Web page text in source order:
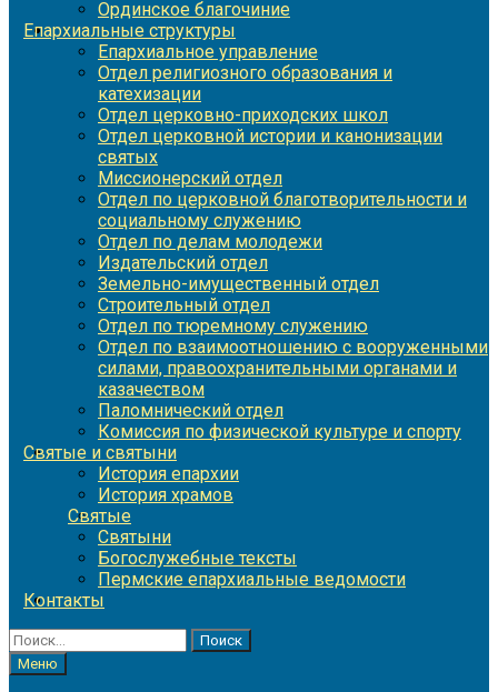
Ординское благочиние
Епархиальные структуры
Епархиальное управление
Отдел религиозного образования и
катехизации
Отдел церковно-приходских школ
Отдел церковной истории и канонизации
святых
Миссионерский отдел
Отдел по церковной благотворительности и
социальному служению
Отдел по делам молодежи
Издательский отдел
Земельно-имущественный отдел
Строительный отдел
Отдел по тюремному служению
Отдел по взаимоотношению с вооруженными
силами, правоохранительными органами и
казачеством
Паломнический отдел
Комиссия по физической культуре и спорту
Святые и святыни
История епархии
История храмов
Святые
Святыни
Богослужебные тексты
Пермские епархиальные ведомости
Контакты
Найти:
Меню